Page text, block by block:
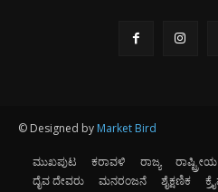
© Designed by Market Bird
ಮುಖಪುಟ ಕರಾವಳಿ ರಾಜ್ಯ ರಾಷ್ಟ್ರೀಯ
ದೈವ ದೇವರು
ಮನರಂಜನೆ ಶೈಕ್ಷಣಿಕ